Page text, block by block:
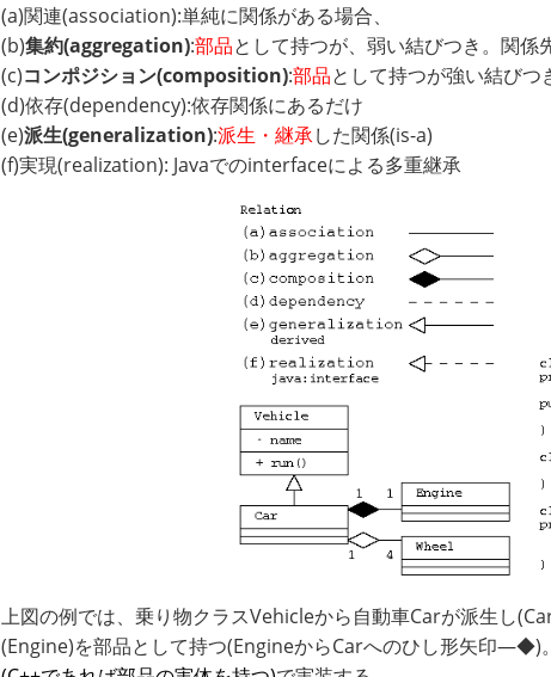
(a)関連(association):単純に関係がある場合、
(b)集約(aggregation):部品として持つが、弱い結びつき。関
(c)コンポジション(composition):部品として持つが強い結び
(d)依存(dependency):依存関係にあるだけ
(e)派生(generalization):派生・継承した関係(is-a)
(f)実現(realization): Javaでのinterfaceによる多重継承
上図の例では、乗り物クラスVehicleから自動車Carが派生し
(Engine)を部品として持つ(EngineからCarへのひし形矢印―◆)